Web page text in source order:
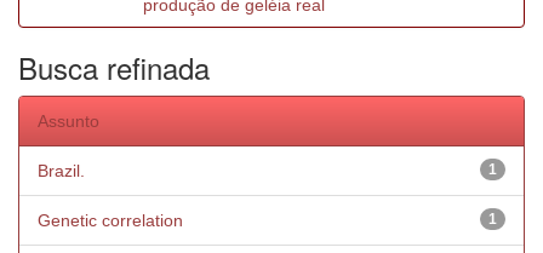
produção de geléia real
Busca refinada
Assunto
1
Brazil.
1
Genetic correlation